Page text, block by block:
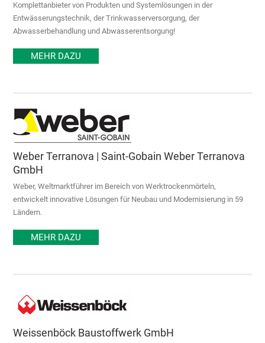
Komplettanbieter von Produkten und Systemlösungen in der
Entwässerungstechnik, der Trinkwasserversorgung, der
Abwasserbehandlung und Abwasserentsorgung!
MEHR DAZU
Weber Terranova | Saint-Gobain Weber Terranova
GmbH
Weber, Weltmarktführer im Bereich von Werktrockenmörteln,
entwickelt innovative Lösungen für Neubau und Modernisierung in 59
Ländern.
MEHR DAZU
Weissenböck Baustoffwerk GmbH